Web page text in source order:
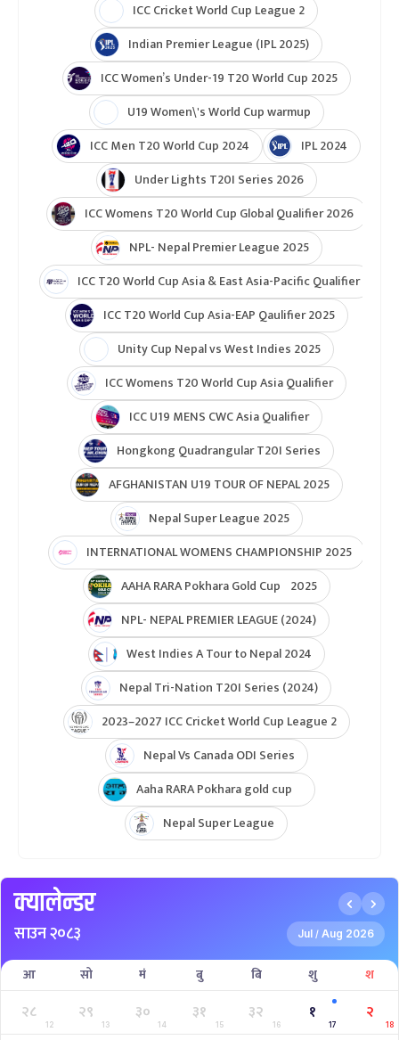
ICC Cricket World Cup League 2
Indian Premier League (IPL 2025)
ICC Women’s Under-19 T20 World Cup 2025
U19 Women\'s World Cup warmup
ICC Men T20 World Cup 2024
IPL 2024
Under Lights T20I Series 2026
ICC Womens T20 World Cup Global Qualifier 2026
NPL- Nepal Premier League 2025
ICC T20 World Cup Asia & East Asia-Pacific Qualifier
ICC T20 World Cup Asia-EAP Qaulifier 2025
Unity Cup Nepal vs West Indies 2025
ICC Womens T20 World Cup Asia Qualifier
ICC U19 MENS CWC Asia Qualifier
Hongkong Quadrangular T20I Series
AFGHANISTAN U19 TOUR OF NEPAL 2025
Nepal Super League 2025
INTERNATIONAL WOMENS CHAMPIONSHIP 2025
AAHA RARA Pokhara Gold Cup 2025
NPL- NEPAL PREMIER LEAGUE (2024)
West Indies A Tour to Nepal 2024
Nepal Tri-Nation T20I Series (2024)
2023–2027 ICC Cricket World Cup League 2
Nepal Vs Canada ODI Series
Aaha RARA Pokhara gold cup
Nepal Super League
क्यालेन्डर
साउन २०८३ Jul / Aug 2026
आ सो मं बु बि शु श
२८
12
२९
13
३०
14
३१
15
३२
16
१
17
२
18